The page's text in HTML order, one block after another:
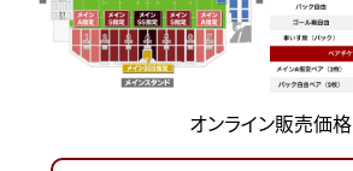
オンライン販売価格